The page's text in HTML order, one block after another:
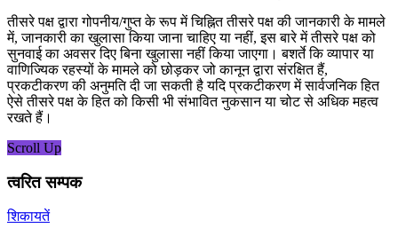
तीसरे पक्ष द्वारा गोपनीय/गुप्त के रूप में चिह्नित तीसरे पक्ष की जानकारी के मामले
में, जानकारी का खुलासा किया जाना चाहिए या नहीं, इस बारे में तीसरे पक्ष को
सुनवाई का अवसर दिए बिना खुलासा नहीं किया जाएगा। बशर्ते कि व्यापार या
वाणिज्यिक रहस्यों के मामले को छोड़कर जो कानून द्वारा संरक्षित हैं,
प्रकटीकरण की अनुमति दी जा सकती है यदि प्रकटीकरण में सार्वजनिक हित
ऐसे तीसरे पक्ष के हित को किसी भी संभावित नुकसान या चोट से अधिक महत्व
रखते हैं।
Scroll Up
त्वरित सम्पक
शिकायतें